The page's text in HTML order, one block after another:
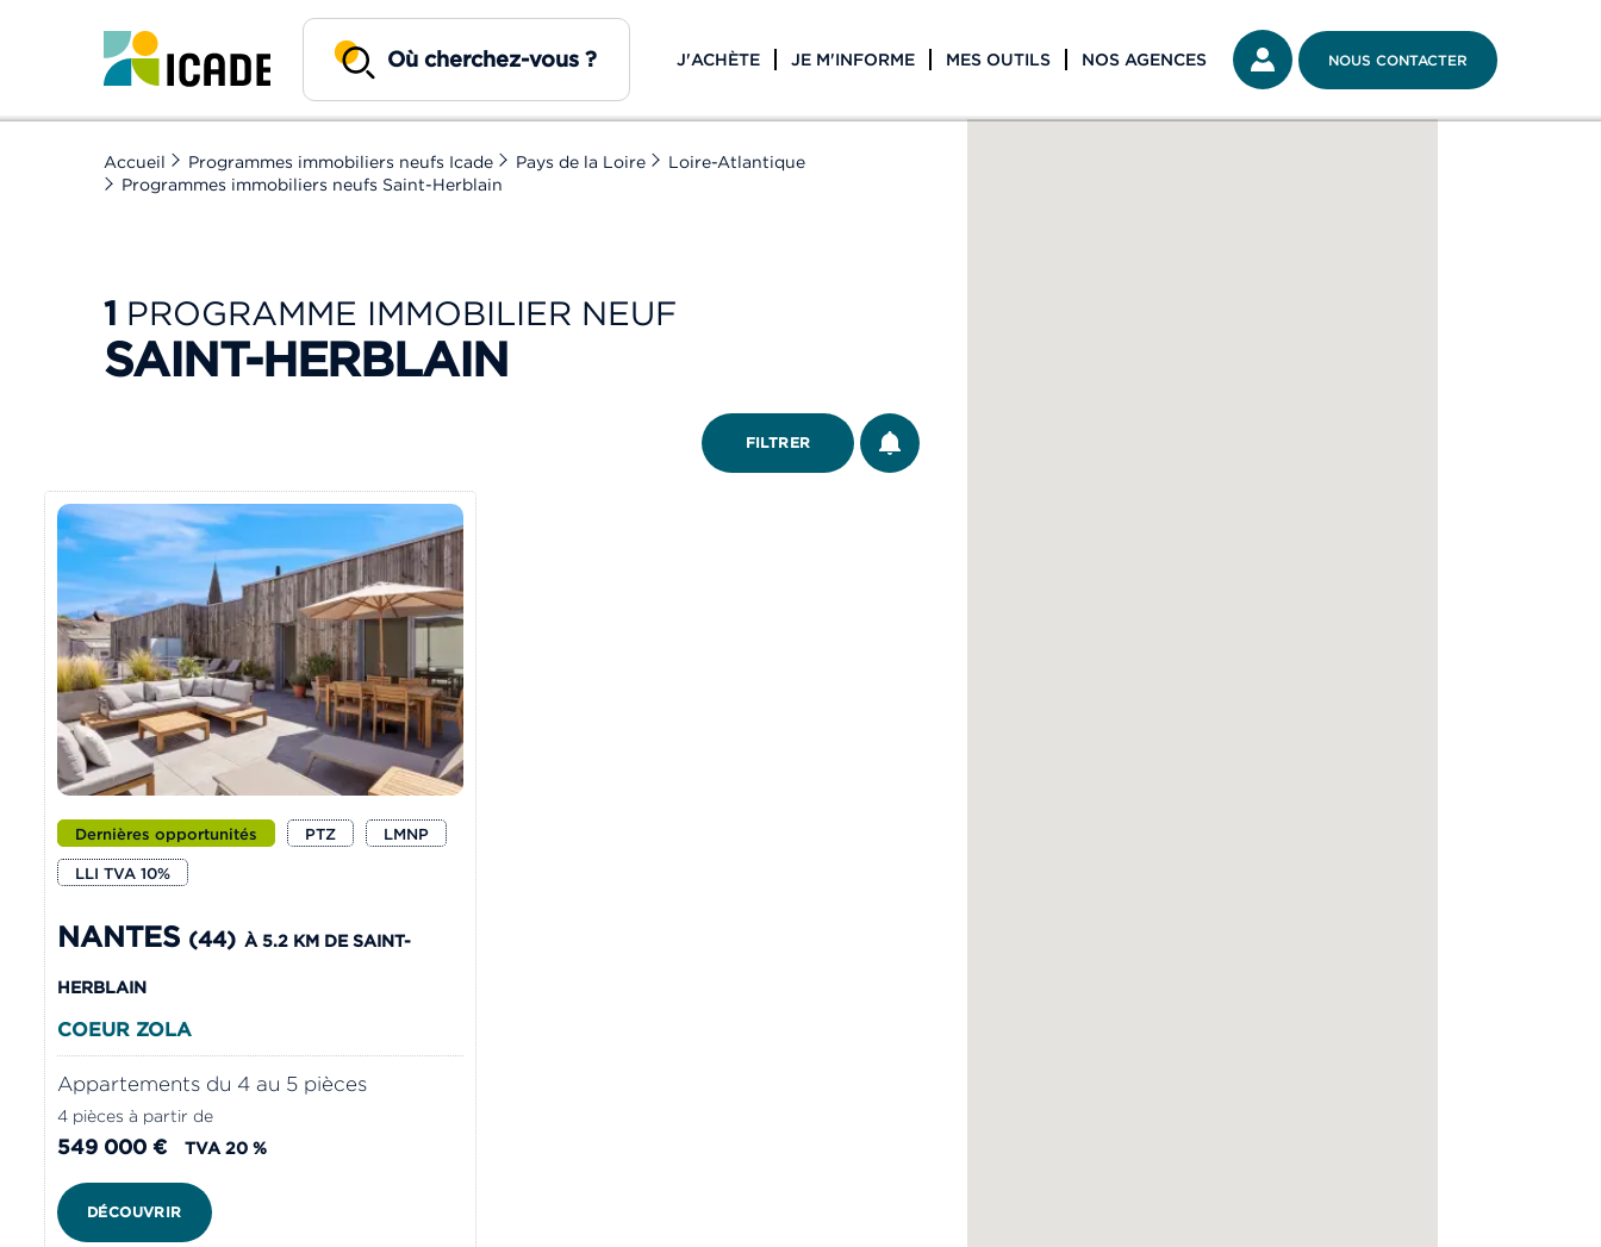
J'ACHÈTE JE M'INFORME MES OUTILS NOS AGENCES NOUS CONTACTER
Accueil Programmes immobiliers neufs Icade Pays de la Loire
Loire-Atlantique
Programmes immobiliers neufs Saint-Herblain
1 PROGRAMME IMMOBILIER NEUF
SAINT-HERBLAIN
FILTRER
ÊTRE ALERTÉ
Dernières opportunités PTZ
LMNP
LLI TVA 10%
NANTES (44) À 5.2 KM DE SAINT-
HERBLAIN
COEUR ZOLA
Appartements du 4 au 5 pièces
4 pièces à partir de
549 000 € TVA 20 %
DÉCOUVRIR